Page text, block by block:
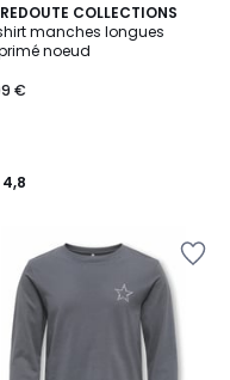
COLLECTIONS
manches longues
noeud
€
4,8